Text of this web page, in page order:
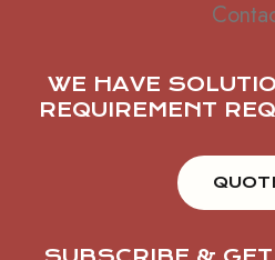
WE HAVE
REQUIREMENT